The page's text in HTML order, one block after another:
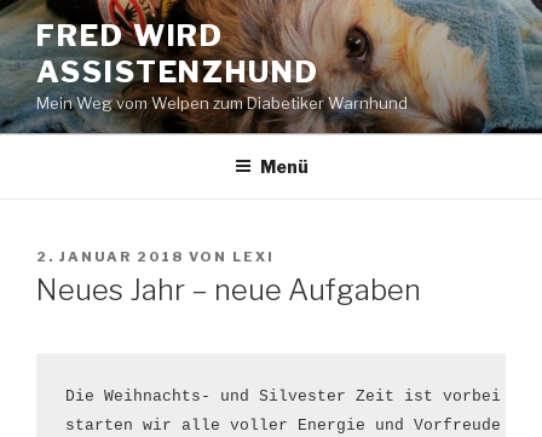
Zum
Inhalt
springen
FRED WIRD
ASSISTENZHUND
Mein Weg vom Welpen zum Diabetiker Warnhund
Menü
VERÖFFENTLICHT
AM
2. JANUAR 2018 VON LEXI
Neues Jahr – neue Aufgaben
Die Weihnachts- und Silvester Zeit ist vorbei und
starten wir alle voller Energie und Vorfreude ins